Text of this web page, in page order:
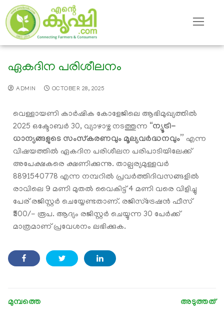
ഏകദിന പരിശീലനം
ADMIN OCTOBER 28, 2025
വെള്ളായണി കാർഷിക കോളേജിലെ ആഭിമുഖ്യത്തിൽ
2025 ഒക്ടോബർ 30, വ്യാഴാഴ്ച നടത്തുന്ന “ ന്യൂട്രി-
ധാന്യങ്ങളുടെ സംസ്കരണവും മൂല്യവർദ്ധനവും”
എന്ന
വിഷയത്തിൽ ഏകദിന പരിശീലന പരിപാടിയിലേക്ക്
അപേക്ഷകരെ ക്ഷണിക്കുന്നു. താല്പര്യമുള്ളവർ
8891540778 എന്ന നമ്പറിൽ പ്രവർത്തിദിവസങ്ങളിൽ
രാവിലെ 9 മണി മുതൽ വൈകിട്ട് 4 മണി വരെ വിളിച്ചു
പേര് രജിസ്റ്റർ ചെയ്യേണ്ടതാണ്. രജിസ്ട്രേഷൻ ഫീസ്
₹500/- രൂപ. ആദ്യം രജിസ്റ്റർ ചെയ്യുന്ന 30 പേർക്ക്
മാത്രമാണ് പ്രവേശനം ലഭിക്കുക.